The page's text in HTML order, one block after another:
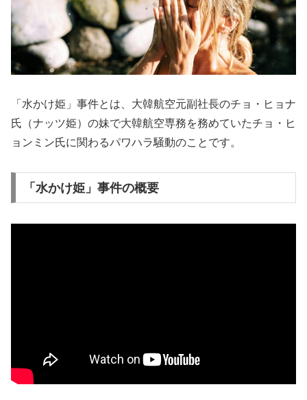
「水かけ姫」事件とは、大韓航空元副社長のチョ・ヒョナ
氏（ナッツ姫）の妹で大韓航空専務を務めていたチョ・ヒ
ョンミン氏に関わるパワハラ騒動のことです。
「水かけ姫」事件の概要